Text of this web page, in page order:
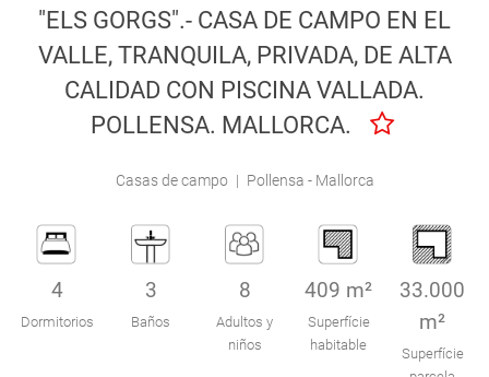
Engel & Völkers Holiday Villas
Atención al Cliente
"ELS GORGS".- CASA DE CAMPO EN EL
VALLE, TRANQUILA, PRIVADA, DE ALTA
CALIDAD CON PISCINA VALLADA.
POLLENSA. MALLORCA.
Casas de campo | Pollensa - Mallorca
4
Dormitorios
3
Baños
8
Adultos y
niños
409 m²
Superfície
habitable
33.000
m²
Superfície